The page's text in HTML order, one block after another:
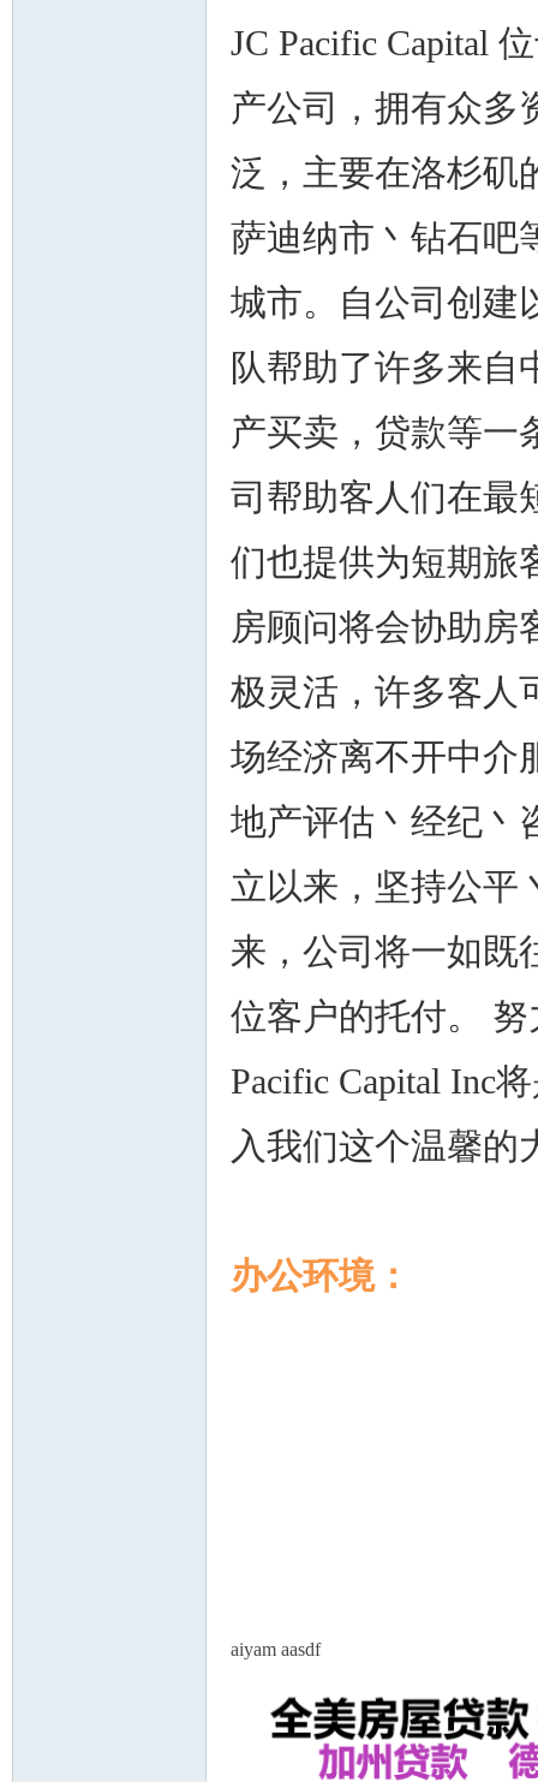
JC Pacific Capital
产公司，拥有众多
泛，主要在洛杉矶
萨迪纳市丶钻石吧
城市。自公司创建
队帮助了许多来自
产买卖，贷款等一
司帮助客人们在最
们也提供为短期旅
房顾问将会协助房
极灵活，许多客人
场经济离不开中介
地产评估丶经纪丶
立以来，坚持公平
来，公司将一如既
位客户的托付。
Pacific Capital Inc
入我们这个温馨的
办公环境：
aiyam aasdf